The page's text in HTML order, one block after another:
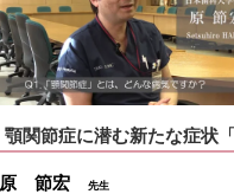
原 節宏 先生